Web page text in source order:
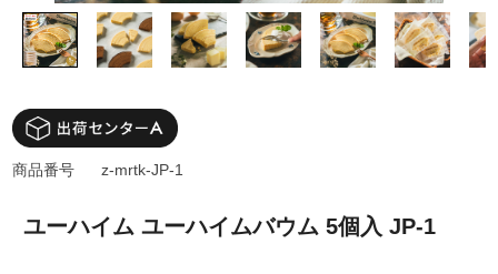
ユーハイム ユーハイムバウム 5個入 JP-1
商品番号 z-mrtk-JP-1